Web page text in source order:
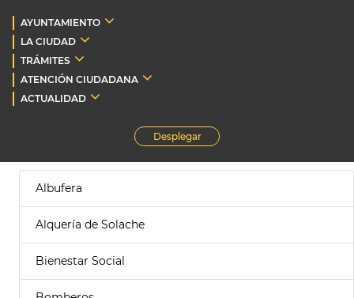
AYUNTAMIENTO
LA CIUDAD
TRÁMITES
ATENCIÓN CIUDADANA
ACTUALIDAD
Desplegar
Albufera
Alquería de Solache
Bienestar Social